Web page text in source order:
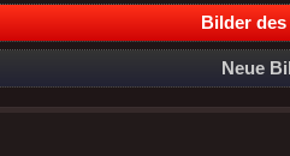
Bilder des
Neue